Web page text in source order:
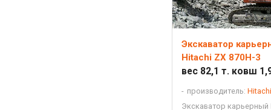
Экскаватор
Hitachi ZX 870H-3
вес 82,1 т. ковш
производитель: Hitachi
Экскаватор карьерный